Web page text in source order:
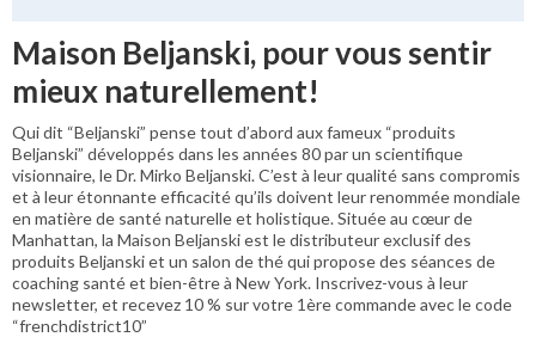
Maison Beljanski, pour vous sentir
mieux naturellement!
Qui dit “Beljanski” pense tout d’abord aux fameux “produits
Beljanski” développés dans les années 80 par un scientifique
visionnaire, le Dr. Mirko Beljanski. C’est à leur qualité sans compromis
et à leur étonnante efficacité qu’ils doivent leur renommée mondiale
en matière de santé naturelle et holistique. Située au cœur de
Manhattan, la Maison Beljanski est le distributeur exclusif des
produits Beljanski et un salon de thé qui propose des séances de
coaching santé et bien-être à New York. Inscrivez-vous à leur
newsletter, et recevez 10 % sur votre 1ère commande avec le code
“frenchdistrict10”